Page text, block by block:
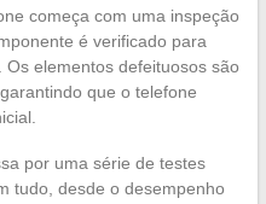
começa com uma inspeção
é verificado para
elementos defeituosos são
que o telefone
por uma série de testes
tudo, desde o desempenho